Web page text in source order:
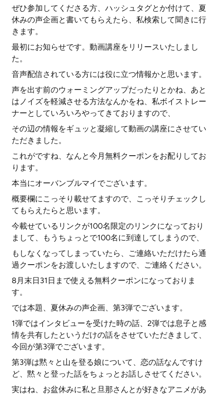
ぜひ参加してくださる方、ハッシュタグとか付けて、夏
休みの声企画と書いてもらえたら、私検索して聞きに行
きます。
最初にお知らせです。動画講座をリリースいたしまし
た。
音声配信されている方には役に立つ情報かと思います。
声を出す前のウォーミングアップだったりとかね、あと
はノイズを軽減させる方法なんかをね、私ボイストレー
ナーとしていろいろやってきておりますので、
その辺の情報をギュッと凝縮して動画の講座にさせてい
ただきました。
これがですね、なんと今月無料クーポンをお配りしてお
ります。
本当にオーバンブルマイでございます。
概要欄にこっそり載せてますので、こっそりチェックし
てもらえたらと思います。
今載せているリンクが100名限定のリンクになっており
まして、もうちょっとで100名に到達してしまうので、
もしなくなってしまっていたら、ご連絡いただけたら通
過クーポンをお渡しいたしますので、ご連絡ください。
8月末日31日まで使える無料クーポンになっておりま
す。
では本題、夏休みの声企画、第3弾でございます。
1弾ではインタビューを受けた時の話、2弾では息子と感
情を共有したというだけの話をさせていただきまして、
今回が第3弾でございます。
第3弾は黙々と山を登る娘について、恋の話なんですけ
ど、黙々と登った話をちょっとお話しさせてください。
実はね、お盆休みに私と旦那さんとが好きなアニメがあ